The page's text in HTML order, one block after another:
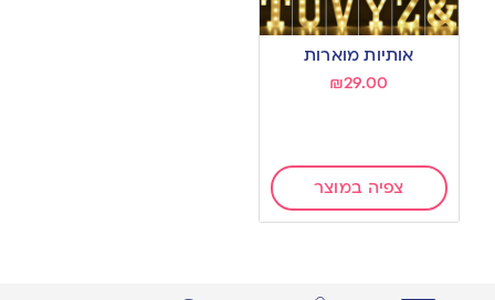
אותיות מוארות
₪29.00
צפיה במוצר